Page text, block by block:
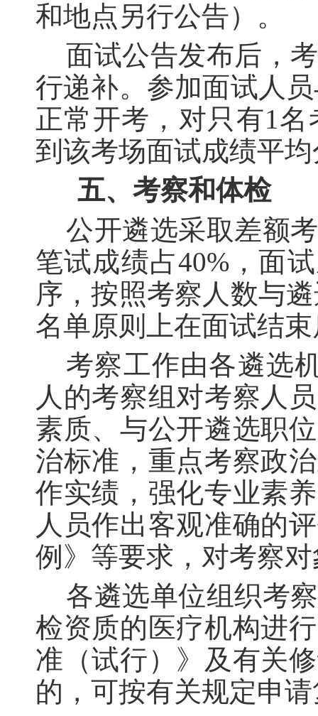
和地点另行公告）。
面试公告发布后，
行递补。参加面试人
正常开考，对只有1
到该考场面试成绩平
五、考察和体检
公开遴选采取差额
笔试成绩占40%，面
序，按照考察人数与
名单原则上在面试结
考察工作由各遴选
人的考察组对考察人
素质、与公开遴选职
治标准，重点考察政
作实绩，强化专业素
人员作出客观准确的
例》等要求，对考察
各遴选单位组织考
检资质的医疗机构进
准（试行）》及有关
的，可按有关规定申